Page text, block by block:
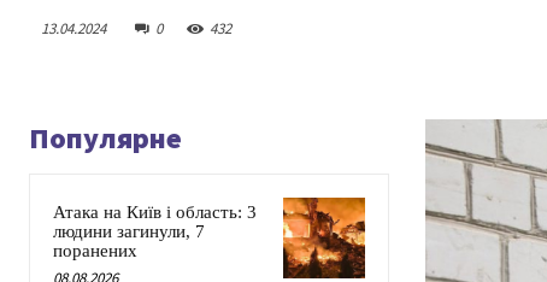
13.04.2024 0 432
Популярне
Атака на Київ і область: 3
людини загинули, 7
поранених